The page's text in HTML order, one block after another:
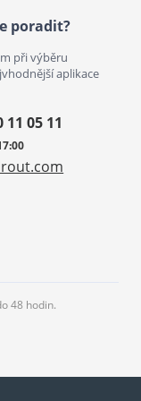
poradit?
při výběru
aplikace
11 05 11
48 hodin.